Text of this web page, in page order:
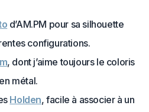
d’AM.PM pour sa silhouette
configurations.
, dont j’aime toujours le coloris
métal.
Holden, facile à associer à un